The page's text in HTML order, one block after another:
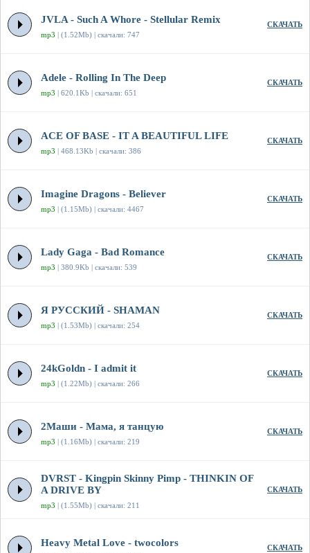
JVLA - Such A Whore - Stellular Remix
mp3 | (1.52Mb) | скачали: 747
СКАЧАТЬ
Adele - Rolling In The Deep
mp3 | 620.1Kb | скачали: 651
СКАЧАТЬ
ACE OF BASE - IT A BEAUTIFUL LIFE
mp3 | 468.13Kb | скачали: 386
СКАЧАТЬ
Imagine Dragons - Believer
mp3 | (1.15Mb) | скачали: 4467
СКАЧАТЬ
Lady Gaga - Bad Romance
mp3 | 380.9Kb | скачали: 539
СКАЧАТЬ
Я РУССКИЙ - SHAMAN
mp3 | (1.53Mb) | скачали: 254
СКАЧАТЬ
24kGoldn - I admit it
mp3 | (1.22Mb) | скачали: 266
СКАЧАТЬ
2Маши - Мама, я танцую
mp3 | (1.16Mb) | скачали: 219
СКАЧАТЬ
DVRST - Kingpin Skinny Pimp - THINKIN OF
A DRIVE BY
mp3 | (1.55Mb) | скачали: 211
СКАЧАТЬ
Heavy Metal Love - twocolors СКАЧАТЬ